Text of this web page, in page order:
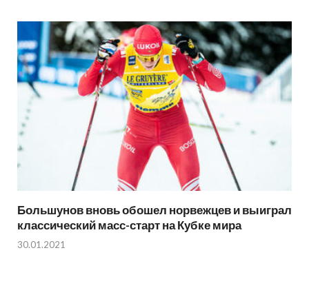
Большунов вновь обошел норвежцев и выиграл
классический масс-старт на Кубке мира
30.01.2021